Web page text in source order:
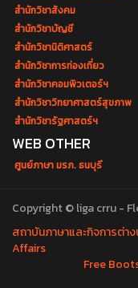
สำนักวิชาสังคม
สำนักวิชาบัญชี
สำนักวิชานิติศาสตร์
สำนักวิชาการท่องเที่ยว
สำนักวิชาคอมพิวเตอร์ฯ
สำนักวิชาวิทยาศาสตร์สุขภาพ
สำนักวิชารัฐศาสตร์ฯ
WEB OTHER
ศูนย์ภาษา มรภ. ธนบุรี
Copyright © liga crru -
สถาบันภาษาและกิจการต่า
Affairs
Free